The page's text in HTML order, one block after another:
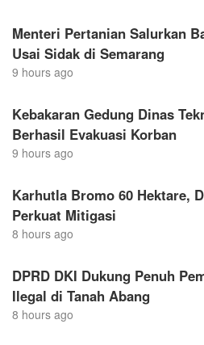
Menteri Pertanian Salurkan
Usai Sidak di Semarang
9 hours ago
Kebakaran Gedung Dinas
Berhasil Evakuasi Korban
9 hours ago
Karhutla Bromo 60 Hektare,
Perkuat Mitigasi
8 hours ago
DPRD DKI Dukung Penuh
Ilegal di Tanah Abang
8 hours ago